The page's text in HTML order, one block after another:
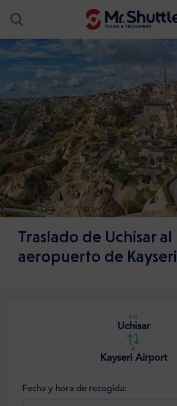
Traslado de Uchisar al
aeropuerto de Kayseri
EN
Uchisar
A
Kayseri Airport
Fecha y hora de recogida: